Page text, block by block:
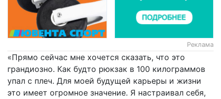
Реклама
«Прямо сейчас мне хочется сказать, что это
грандиозно. Как будто рюкзак в 100 килограммов
упал с плеч. Для моей будущей карьеры и жизни
это имеет огромное значение. Я настраивал себя,